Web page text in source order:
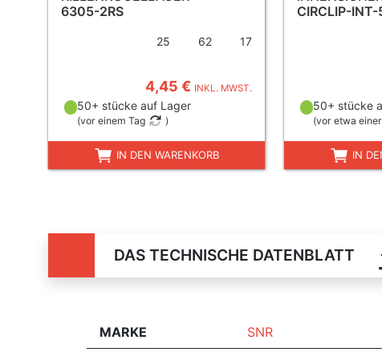
6305-2RS
25 62 17
4,45 € INKL. MWST.
50+ stücke auf Lager
(vor einem Tag )
IN DEN WARENKORB
CIRCLIP-INT-
50+ stücke
(vor etwa
IN
DAS TECHNISCHE DATENBLATT
MARKE SNR